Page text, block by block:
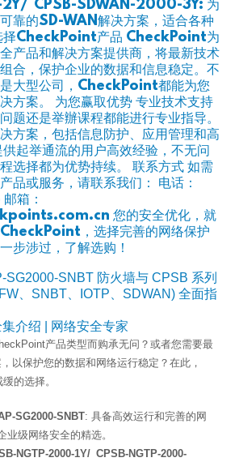
CPSB-SDWAN-2000-3Y: 为
靠的SD-WAN解决方案，适合各种
择CheckPoint产品 CheckPoint为
产品和解决方案提供商，将最新技术
合，保护企业的数据和信息稳定。不
大型公司，CheckPoint都能为您
方案。 为您赢取优势 专业技术支持
题还是举辦课程都能进行专业指导。
方案，包括信息防护、应用管理和高
起举通流的用户高效经验，不无问
选择都为优势持续。 联系方式 如需
品或服务，请联系我们： 电话：
箱：
您的安全优化，就
，选择完善的网络保护
步涉过，了解选购！
SG2000-SNBT 防火墙与 CPSB 系列
、SNBT、IOTP、SDWAN) 全面指
介绍 | 网络安全专家
产品类型而购承无问？或者您需要最
以保护您的数据和网络运行稳定？在此，
的选择。
SG2000-SNBT: 具备高效运行和完善的网
业级网络安全的精选。
NGTP-2000-1Y/ CPSB-NGTP-2000-